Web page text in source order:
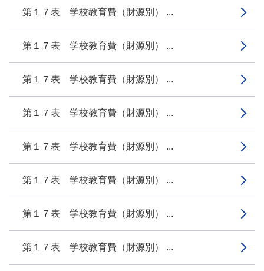
第１７表 学校教育費（財源別） ...
第１７表 学校教育費（財源別） ...
第１７表 学校教育費（財源別） ...
第１７表 学校教育費（財源別） ...
第１７表 学校教育費（財源別） ...
第１７表 学校教育費（財源別） ...
第１７表 学校教育費（財源別） ...
第１７表 学校教育費（財源別） ...